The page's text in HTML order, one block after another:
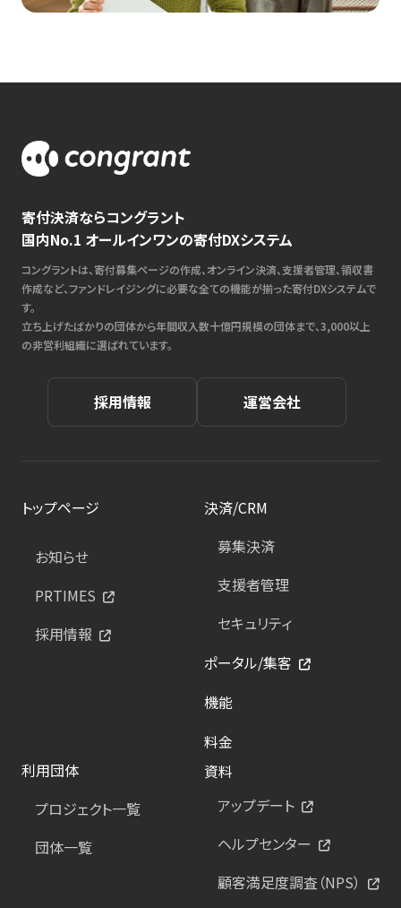
寄付決済ならコングラント
国内No.1 オールインワンの寄付DXシステム
コングラントは、寄付募集ページの作成、オンライン決済、支援者管理、領収書
作成など、ファンドレイジングに必要な全ての機能が揃った寄付DXシステムで
す。
立ち上げたばかりの団体から年間収入数十億円規模の団体まで、3,000以上
の非営利組織に選ばれています。
採用情報 運営会社
トップページ
お知らせ
PRTIMES
採用情報
決済/CRM
募集決済
支援者管理
セキュリティ
ポータル/集客
機能
料金
利用団体
プロジェクト一覧
団体一覧
資料
アップデート
ヘルプセンター
顧客満足度調査（NPS）